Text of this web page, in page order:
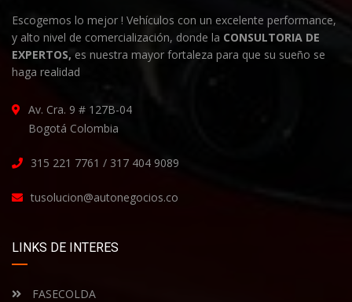
Escogemos lo mejor ! Vehículos con un excelente performance,
y alto nivel de comercialización, donde la CONSULTORIA DE
EXPERTOS, es nuestra mayor fortaleza para que su sueño se
haga realidad
Av. Cra. 9 # 127B-04
Bogotá Colombia
315 221 7761 / 317 404 9089
tusolucion@autonegocios.co
LINKS DE INTERES
FASECOLDA